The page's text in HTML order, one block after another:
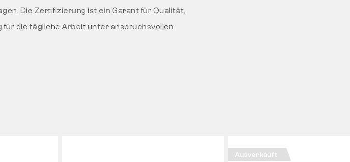
Die Zertifizierung ist ein Garant für Qualität,
die tägliche Arbeit unter anspruchsvollen
Ausverkauft